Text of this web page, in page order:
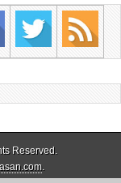
Reserved.
.